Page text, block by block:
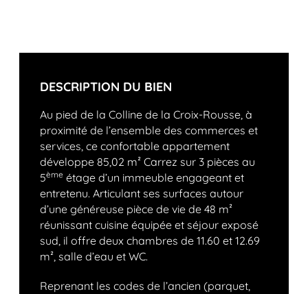
DESCRIPTION DU BIEN
Au pied de la Colline de la Croix-Rousse, à
proximité de l’ensemble des commerces et
services, ce confortable appartement
développe 85,02 m² Carrez sur 3 pièces au
5èmeétage d’un immeuble engageant et
entretenu. Articulant ses surfaces autour
d’une généreuse pièce de vie de 48 m²
réunissant cuisine équipée et séjour exposé
sud, il offre deux chambres de 11.60 et 12.69
m², salle d’eau et WC.
Reprenant les codes de l’ancien (parquet,